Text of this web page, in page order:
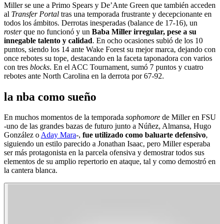
Miller se une a Primo Spears y De’Ante Green que también acceden
al Transfer Portal tras una temporada frustrante y decepcionante en
todos los ámbitos. Derrotas inesperadas (balance de 17-16), un
rosterque no funcionó y un Baba Miller irregular, pese a su
innegable talento y calidad. En ocho ocasiones subió de los 10
puntos, siendo los 14 ante Wake Forest su mejor marca, dejando con
once rebotes su tope, destacando en la faceta taponadora con varios
con tres blocks. En el ACC Tournament, sumó 7 puntos y cuatro
rebotes ante North Carolina en la derrota por 67-92.
la nba como sueño
En muchos momentos de la temporada sophomore de Miller en FSU
-uno de las grandes bazas de futuro junto a Núñez, Almansa, Hugo
González oAday Mara-, fue utilizado como baluarte defensivo,
siguiendo un estilo parecido a Jonathan Isaac, pero Miller esperaba
ser más protagonista en la parcela ofensiva y demostrar todos sus
elementos de su amplio repertorio en ataque, tal y como demostró en
la cantera blanca.